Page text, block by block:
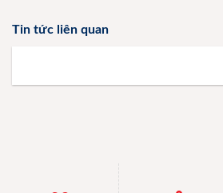
Tin tức liên quan